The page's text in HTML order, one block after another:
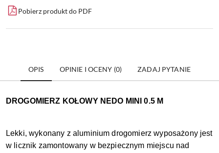
Pobierz produkt do PDF
OPIS OPINIE I OCENY (0) ZADAJ PYTANIE
DROGOMIERZ KOŁOWY NEDO MINI 0.5 M
Lekki, wykonany z aluminium drogomierz wyposażony jest
w licznik zamontowany w bezpiecznym miejscu nad